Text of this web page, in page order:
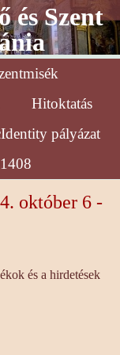
és Szent
Hitoktatás
pályázat
október 6 -
és a hirdetések